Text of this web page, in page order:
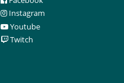
Instagram
Youtube
Twitch